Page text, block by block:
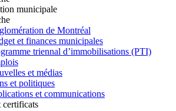
municipale
de Montréal
et finances municipales
triennal d’immobilisations (PTI)
et médias
et politiques
et communications
certificats